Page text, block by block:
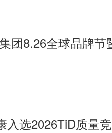
团8.26全球品牌
入选2026TiD质量